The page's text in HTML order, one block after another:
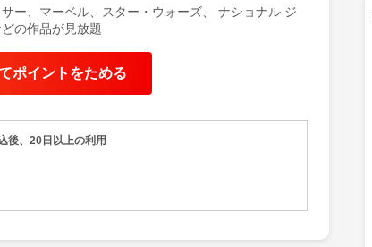
ー、マーベル、スター・ウォーズ、 ナショナル ジ
の作品が見放題
ポイントをためる
後、20日以上の利用